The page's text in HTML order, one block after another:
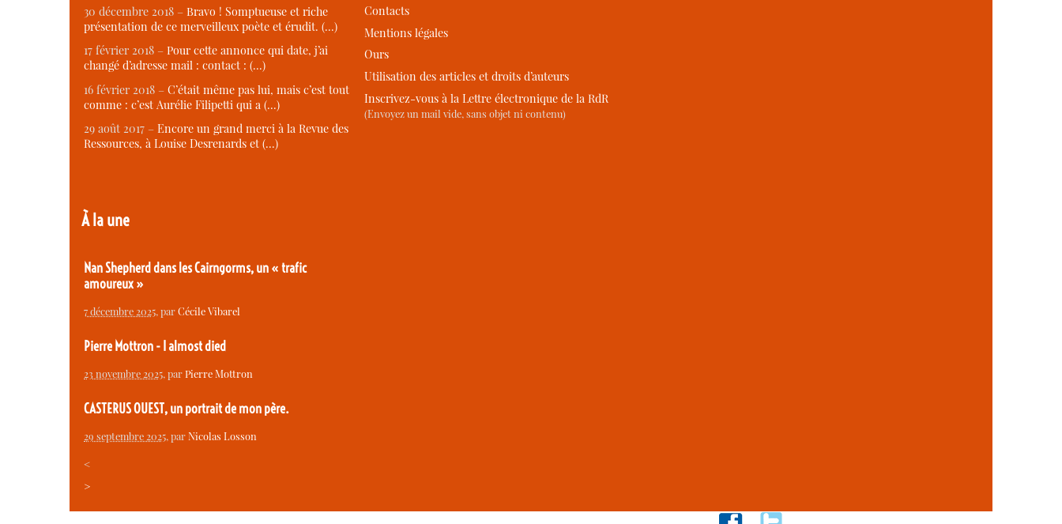
30 décembre 2018 – Bravo ! Somptueuse et riche
présentation de ce merveilleux poète et érudit. (…)
17 février 2018 – Pour cette annonce qui date, j’ai
changé d’adresse mail : contact : (…)
16 février 2018 – C’était même pas lui, mais c’est tout
comme : c’est Aurélie Filipetti qui a (…)
29 août 2017 – Encore un grand merci à la Revue des
Ressources, à Louise Desrenards et (…)
À la une
Nan Shepherd dans les Cairngorms, un « trafic
amoureux »
7 décembre 2025, parCécile Vibarel
Pierre Mottron - I almost died
23 novembre 2025, parPierre Mottron
CASTERUS OUEST, un portrait de mon père.
29 septembre 2025, parNicolas Losson
<
>
Contacts
Mentions légales
Ours
Utilisation des articles et droits d’auteurs
Inscrivez-vous à la Lettre électronique de la RdR
(Envoyez un mail vide, sans objet ni contenu)